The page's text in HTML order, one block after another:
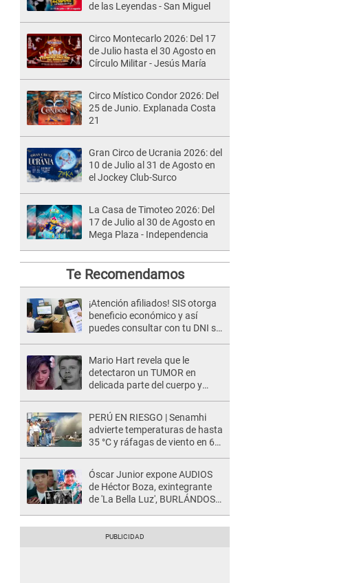
de las Leyendas - San Miguel
Circo Montecarlo 2026: Del 17
de Julio hasta el 30 Agosto en
Círculo Militar - Jesús María
Circo Místico Condor 2026: Del
25 de Junio. Explanada Costa
21
Gran Circo de Ucrania 2026: del
10 de Julio al 31 de Agosto en
el Jockey Club-Surco
La Casa de Timoteo 2026: Del
17 de Julio al 30 de Agosto en
Mega Plaza - Independencia
Te Recomendamos
¡Atención afiliados! SIS otorga
beneficio económico y así
puedes consultar con tu DNI si
Mario Hart revela que le
detectaron un TUMOR en
delicada parte del cuerpo y
muy fuertes..."
PERÚ EN RIESGO | Senamhi
advierte temperaturas de hasta
35 °C y ráfagas de viento en 6
Óscar Junior expone AUDIOS
de Héctor Boza, exintegrante
de 'La Bella Luz', BURLÁNDOSE